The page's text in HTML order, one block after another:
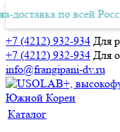
+7 (4212) 932-934 Для
+7 (4212) 932-934 Для
info@frangipani-dv.ru
Авиа-доставка по
по всей России
Каталог